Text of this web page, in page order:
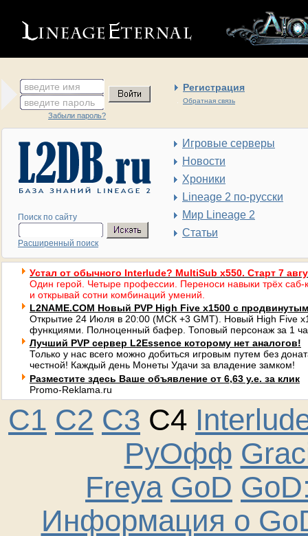
введите имя Регистрация
Обратная связь
введите пароль
Забыли пароль?
Поиск по сайту
Расширенный поиск
Игровые серверы
Новости
Хроники
Lineage 2 по-русски
Мир Lineage 2
Статьи
Устал от обычного Interlude? MultiSub x550. Старт 7
Один герой. Четыре профессии. Переноси навыки трёх саб-
и открывай сотни комбинаций умений.
L2NAME.COM Новый PVP High Five x1500 с
Открытие 24 Июля в 20:00 (МСК +3 GMT). Новый High Five
функциями. Полноценный бафер. Топовый персонаж за 1
Лучший PVP сервер L2Essence которому нет аналогов!
Только у нас всего можно добиться игровым путем без
честной! Каждый день Монеты Удачи за владение замком!
Разместите здесь Ваше объявление от 6,63 у.е. за клик
Promo-Reklama.ru
C1 C2 C3 C4
РуОфф
Freya GoD
Информация о